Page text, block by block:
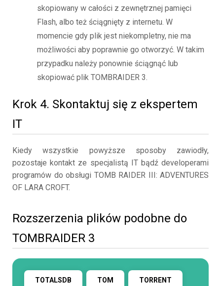
skopiowany w całości z zewnętrznej pamięci
Flash, albo też ściągnięty z internetu. W
momencie gdy plik jest niekompletny, nie ma
możliwości aby poprawnie go otworzyć. W takim
przypadku należy ponownie ściągnąć lub
skopiować plik TOMBRAIDER 3.
Krok 4. Skontaktuj się z ekspertem
IT
Kiedy wszystkie powyższe sposoby zawiodły,
pozostaje kontakt ze specjalistą IT bądź developerami
programów do obsługi TOMB RAIDER III: ADVENTURES
OF LARA CROFT.
Rozszerzenia plików podobne do
TOMBRAIDER 3
TOTALSDB TOM TORRENT